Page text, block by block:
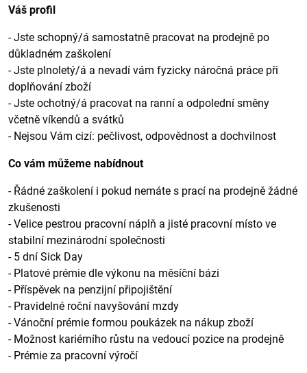
Váš profil
- Jste schopný/á samostatně pracovat na prodejně po
důkladném zaškolení
- Jste plnoletý/á a nevadí vám fyzicky náročná práce při
doplňování zboží
- Jste ochotný/á pracovat na ranní a odpolední směny
včetně víkendů a svátků
- Nejsou Vám cizí: pečlivost, odpovědnost a dochvilnost
Co vám můžeme nabídnout
- Řádné zaškolení i pokud nemáte s prací na prodejně žádné
zkušenosti
- Velice pestrou pracovní náplň a jisté pracovní místo ve
stabilní mezinárodní společnosti
- 5 dní Sick Day
- Platové prémie dle výkonu na měsíční bázi
- Příspěvek na penzijní připojištění
- Pravidelné roční navyšování mzdy
- Vánoční prémie formou poukázek na nákup zboží
- Možnost kariérního růstu na vedoucí pozice na prodejně
- Prémie za pracovní výročí